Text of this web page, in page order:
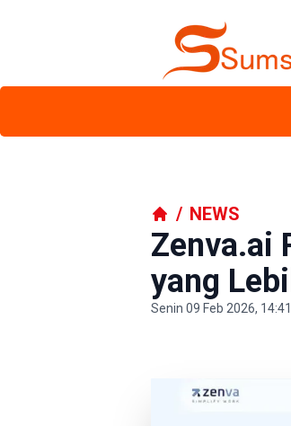
/ NEWS
Zenva.ai
yang
Senin 09 Feb 2026,